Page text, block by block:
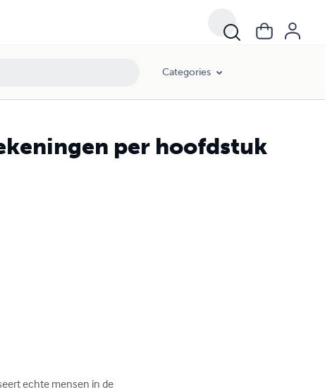
Categories
per hoofdstuk
echte mensen in de